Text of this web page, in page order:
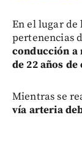
En el lugar de
pertenencias
conducción a
de 22 años de
Mientras se
vía arteria